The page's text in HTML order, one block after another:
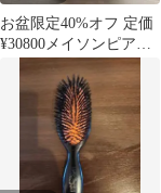
お盆限定40%オフ 定価
¥30800メイソンピアソ
ン ハンディブリッス